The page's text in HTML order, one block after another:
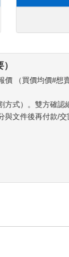
價 （買價均價#想
式）。雙方確認
文件後再付款/交